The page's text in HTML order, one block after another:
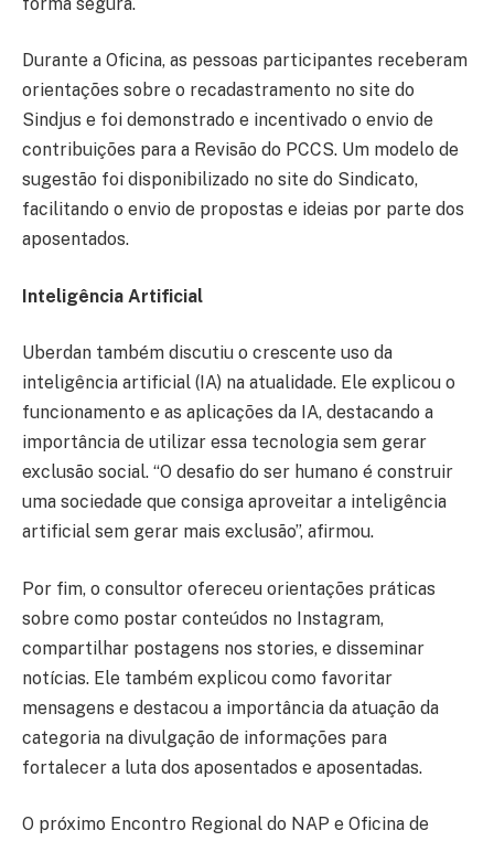
Durante a Oficina, as pessoas participantes receberam
orientações sobre o recadastramento no site do
Sindjus e foi demonstrado e incentivado o envio de
contribuições para a Revisão do PCCS. Um modelo de
sugestão foi disponibilizado no site do Sindicato,
facilitando o envio de propostas e ideias por parte dos
aposentados.
Inteligência Artificial
Uberdan também discutiu o crescente uso da
inteligência artificial (IA) na atualidade. Ele explicou o
funcionamento e as aplicações da IA, destacando a
importância de utilizar essa tecnologia sem gerar
exclusão social. “O desafio do ser humano é construir
uma sociedade que consiga aproveitar a inteligência
artificial sem gerar mais exclusão”, afirmou.
Por fim, o consultor ofereceu orientações práticas
sobre como postar conteúdos no Instagram,
compartilhar postagens nos stories, e disseminar
notícias. Ele também explicou como favoritar
mensagens e destacou a importância da atuação da
categoria na divulgação de informações para
fortalecer a luta dos aposentados e aposentadas.
O próximo Encontro Regional do NAP e Oficina de